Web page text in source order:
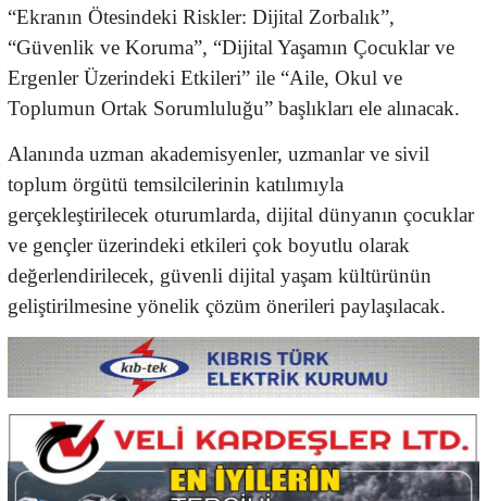
“Ekranın Ötesindeki Riskler: Dijital Zorbalık”,
“Güvenlik ve Koruma”, “Dijital Yaşamın Çocuklar ve
Ergenler Üzerindeki Etkileri” ile “Aile, Okul ve
Toplumun Ortak Sorumluluğu” başlıkları ele alınacak.
Alanında uzman akademisyenler, uzmanlar ve sivil
toplum örgütü temsilcilerinin katılımıyla
gerçekleştirilecek oturumlarda, dijital dünyanın çocuklar
ve gençler üzerindeki etkileri çok boyutlu olarak
değerlendirilecek, güvenli dijital yaşam kültürünün
geliştirilmesine yönelik çözüm önerileri paylaşılacak.